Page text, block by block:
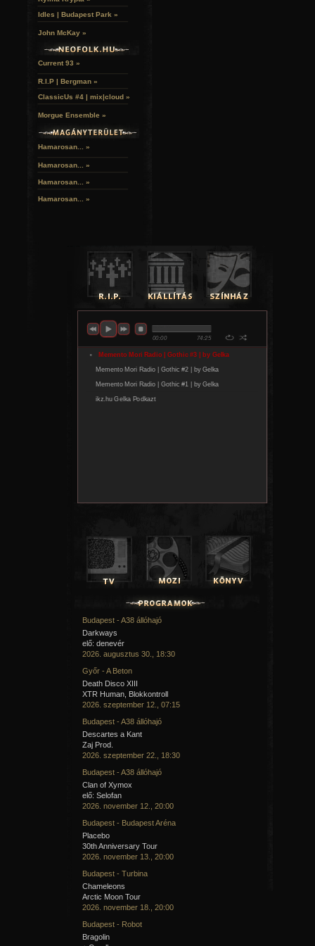
Idles | Budapest Park »
John McKay »
Current 93 »
R.I.P | Bergman »
ClassicUs #4 | mix|cloud »
Morgue Ensemble »
Hamarosan... »
Hamarosan... »
Hamarosan... »
Hamarosan... »
Budapest - A38 állóhajó
Darkways
elő: denevér
2026. augusztus 30., 18:30
Győr - A Beton
Death Disco XIII
XTR Human, Blokkontroll
2026. szeptember 12., 07:15
Budapest - A38 állóhajó
Descartes a Kant
Zaj Prod.
2026. szeptember 22., 18:30
Budapest - A38 állóhajó
Clan of Xymox
elő: Selofan
2026. november 12., 20:00
Budapest - Budapest Aréna
Placebo
30th Anniversary Tour
2026. november 13., 20:00
Budapest - Turbina
Chameleons
Arctic Moon Tour
2026. november 18., 20:00
Budapest - Robot
Bragolin